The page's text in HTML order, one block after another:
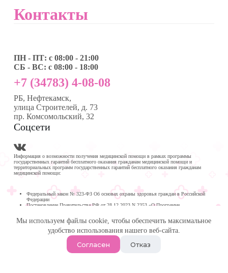
Мы используем файлы cookie, чтобы обеспечить максимальное
удобство использования нашего веб-сайта.
Согласен Отказ
Контакты
ПН - ПТ: с 08:00 - 21:00
СБ - ВС: с 08:00 - 18:00
+7 (34783) 4-08-08
РБ, Нефтекамск,
улица Строителей, д. 73
пр. Комсомольский, 32
Соцсети
Информация о возможности получения медицинской помощи в рамках программы
государственных гарантий бесплатного оказания гражданам медицинской помощи и
территориальных программ государственных гарантий бесплатного оказания гражданам
медицинской помощи:
Федеральный закон № 323-ФЗ Об основах охраны здоровья граждан в Российской
Федерации
Постановление Правительства РФ от 28.12.2023 N 2353 «О Программе
Программа государственных гарантий бесплатного оказания гражданам медицинской
Республике Башкортостан на 2024 год и на плановый период 2025 и 2026 годов
Медика Плюс
| Многопрофильная клиника в